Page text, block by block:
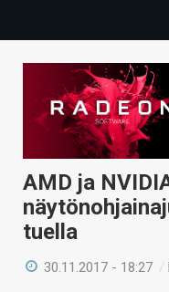
TECHBBS
HINTA.FI
KAUPPA
VAIHDA TEEMA
AMD ja
tuella
30.11.2017 - 18:27 /